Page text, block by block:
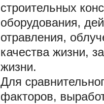
строительных
оборудования,
отравления,
качества жизни,
жизни.
Для
факторов,